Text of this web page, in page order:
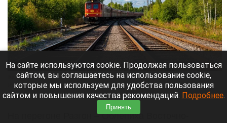
Железная дорога.
shedevrum.ai
10 августа 2026 в 16:16
На перегоне Разгон – Облепиха Восточно-
На сайте используются cookie. Продолжая пользоваться
сайтом, вы соглашаетесь на использование cookie,
которые мы используем для удобства пользования
сайтом и повышения качества рекомендаций. Подробнее.
Принять